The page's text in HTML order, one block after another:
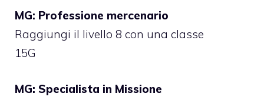
MG: Professione mercenario
Raggiungi il livello 8 con una classe
15G
MG: Specialista in Missione